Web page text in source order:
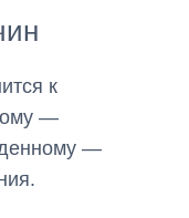
к
—
—